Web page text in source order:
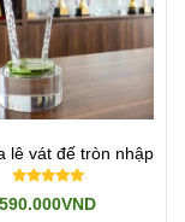
lê vát đế tròn nhập
590.000VND